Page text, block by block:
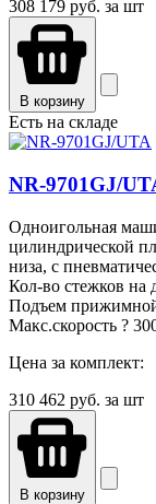
308 179 руб. за шт
В корзину
Есть на складе
NR-9701GJ/
Одноигольная
цилиндрической
низа, с
Кол-во стежков на
Подъем
Макс.скорость ?
Цена за комплект:
310 462 руб. за шт
В корзину